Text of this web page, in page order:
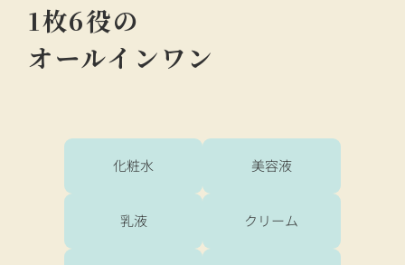
1枚6役の
オールインワン
化粧水 美容液
乳液 クリーム